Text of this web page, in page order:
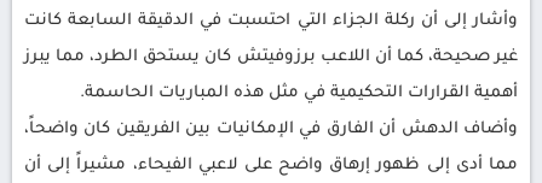
وأشار إلى أن ركلة الجزاء التي احتسبت في الدقيقة السابعة كانت
غير صحيحة، كما أن اللاعب برزوفيتش كان يستحق الطرد، مما يبرز
أهمية القرارات التحكيمية في مثل هذه المباريات الحاسمة.
وأضاف الدهش أن الفارق في الإمكانيات بين الفريقين كان واضحاً،
مما أدى إلى ظهور إرهاق واضح على لاعبي الفيحاء، مشيراً إلى أن